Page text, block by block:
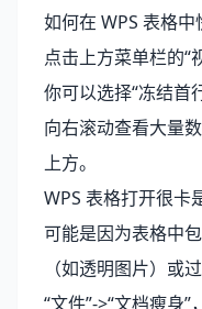
如何在 WPS 表格中
点击上方菜单栏的“
你可以选择“冻结首
向右滚动查看大量
上方。
WPS 表格打开很卡
可能是因为表格中
（如透明图片）或
“文件”->“文档瘦身